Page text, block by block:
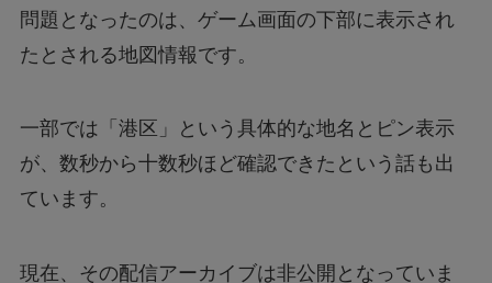
問題となったのは、ゲーム画面の下部に表示され
たとされる地図情報です。
一部では「港区」という具体的な地名とピン表示
が、数秒から十数秒ほど確認できたという話も出
ています。
現在、その配信アーカイブは非公開となっていま